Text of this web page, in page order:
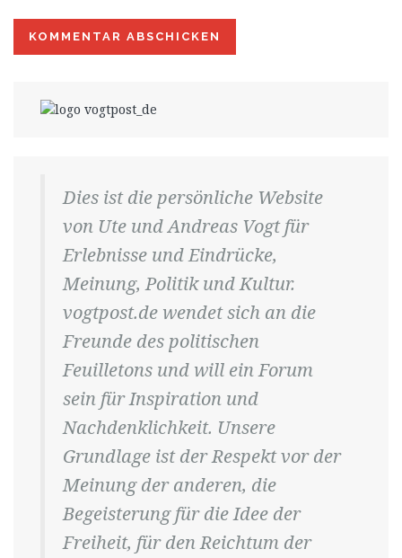
Dies ist die persönliche Website
von Ute und Andreas Vogt für
Erlebnisse und Eindrücke,
Meinung, Politik und Kultur.
vogtpost.de wendet sich an die
Freunde des politischen
Feuilletons und will ein Forum
sein für Inspiration und
Nachdenklichkeit. Unsere
Grundlage ist der Respekt vor der
Meinung der anderen, die
Begeisterung für die Idee der
Freiheit, für den Reichtum der